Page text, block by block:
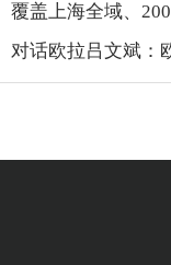
覆盖上海全域、
对话欧拉吕文斌：